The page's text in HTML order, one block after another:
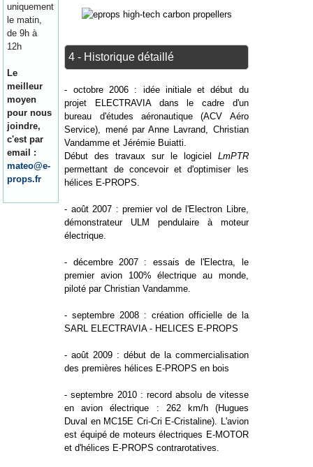
uniquement
le matin,
de 9h à
12h
Le
meilleur
moyen
pour nous
joindre,
c'est par
email :
mateo@e-
props.fr
4 - Historique détaillé
- octobre 2006 : idée initiale et début du
projet ELECTRAVIA dans le cadre d'un
bureau d'études aéronautique (ACV Aéro
Service), mené par Anne Lavrand, Christian
Vandamme et Jérémie Buiatti.
Début des travaux sur le logiciel LmPTR
permettant de concevoir et d'optimiser les
hélices E-PROPS.
- août 2007 : premier vol de l'Electron Libre,
démonstrateur ULM pendulaire à moteur
électrique.
- décembre 2007 : essais de l'Electra, le
premier avion 100% électrique au monde,
piloté par Christian Vandamme.
- septembre 2008 : création officielle de la
SARL ELECTRAVIA - HELICES E-PROPS
- août 2009 : début de la commercialisation
des premières hélices E-PROPS en bois
- septembre 2010 : record absolu de vitesse
en avion électrique : 262 km/h (Hugues
Duval en MC15E Cri-Cri E-Cristaline). L'avion
est équipé de moteurs électriques E-MOTOR
et d'hélices E-PROPS contrarotatives.